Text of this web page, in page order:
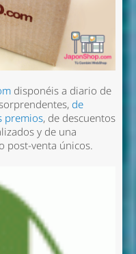
disponéis a diario de
de
premios, de descuentos
y de una
post-venta únicos.